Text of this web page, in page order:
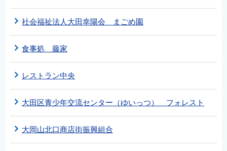
社会福祉法人大田幸陽会 まごめ園
食事処 藤家
レストラン中央
大田区青少年交流センター（ゆいっつ） フォレスト
大岡山北口商店街振興組合